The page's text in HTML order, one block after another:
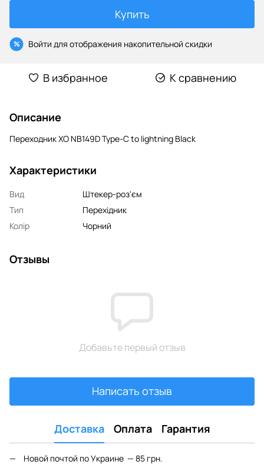
Купить
% Войти для отображения накопительной скидки
В избранное К сравнению
Описание
Переходник XO NB149D Type-C to lightning Black
Характеристики
Вид
Штекер-роз'єм
Тип
Перехідник
Колір
Чорний
Отзывы
Добавьте первый отзыв
Написать отзыв
Доставка Оплата Гарантия
Новой почтой по Украине — 85 грн.